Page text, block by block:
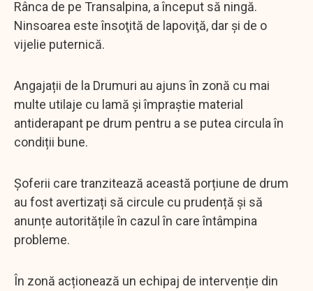
Rânca de pe Transalpina, a început să ningă.
Ninsoarea este însoţită de lapoviţă, dar şi de o
vijelie puternică.
Angajații de la Drumuri au ajuns în zonă cu mai
multe utilaje cu lamă și împraștie material
antiderapant pe drum pentru a se putea circula în
condiții bune.
Șoferii care tranzitează această porțiune de drum
au fost avertizați să circule cu prudență și să
anunțe autoritățile în cazul în care întâmpina
probleme.
În zonă acționează un echipaj de intervenție din